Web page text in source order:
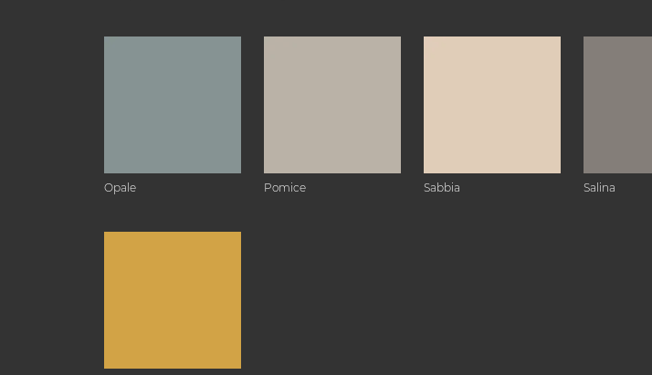
Opale Pomice Sabbia Salina